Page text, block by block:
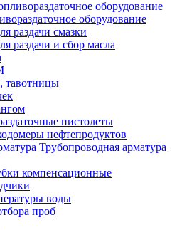
оборудование
раздачи смазки
раздачи и сбор масла
тавотницы
пистолеты
нефтепродуктов
Трубопроводная арматура
компенсационные
воды
проб